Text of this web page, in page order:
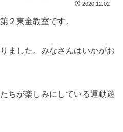
2020.12.02
２東金教室です。
ました。みなさんはいかがお
ちが楽しみにしている運動遊